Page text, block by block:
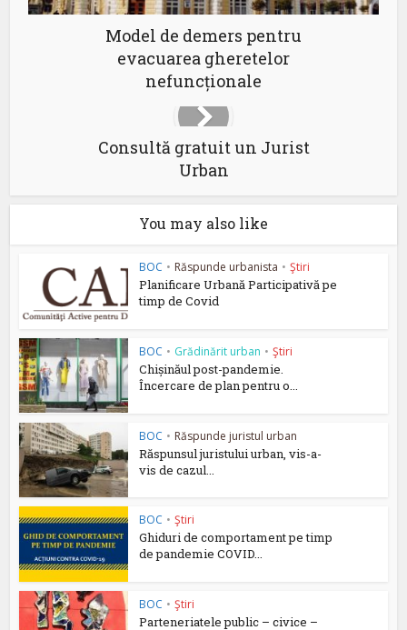
Model de demers pentru
evacuarea gheretelor
nefuncționale
Consultă gratuit un Jurist
Urban
You may also like
BOC • Răspunde urbanista • Ştiri
Planificare Urbană Participativă pe
timp de Covid
BOC • Grădinărit urban • Ştiri
Chișinăul post-pandemie.
Încercare de plan pentru o...
BOC • Răspunde juristul urban
Răspunsul juristului urban, vis-a-
vis de cazul...
BOC • Ştiri
Ghiduri de comportament pe timp
de pandemie COVID...
BOC • Ştiri
Parteneriatele public – civice –